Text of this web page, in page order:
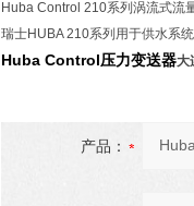
Huba Control 210系列涡流式流
瑞士HUBA 210系列用于供水系
Huba Control压力变送器大
产品：